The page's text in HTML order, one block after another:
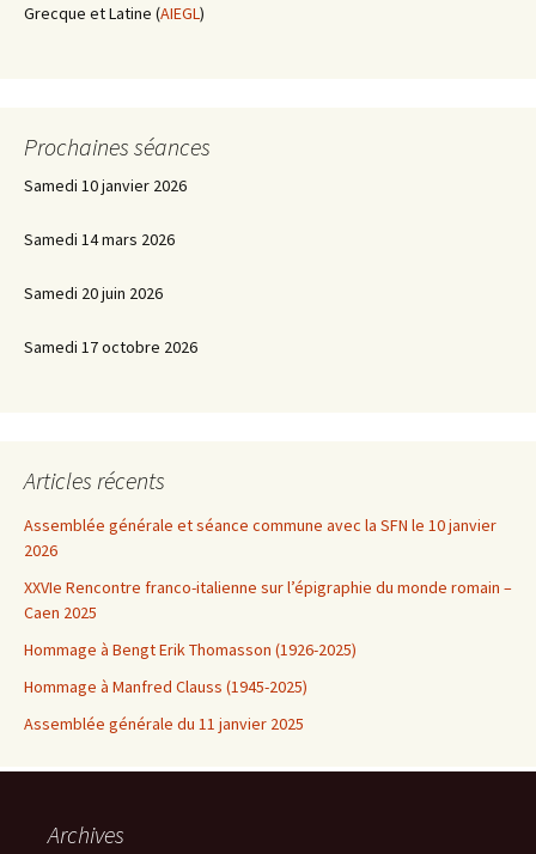
Grecque et Latine (AIEGL)
Prochaines séances
Samedi 10 janvier 2026
Samedi 14 mars 2026
Samedi 20 juin 2026
Samedi 17 octobre 2026
Articles récents
Assemblée générale et séance commune avec la SFN le 10 janvier
2026
XXVIe Rencontre franco-italienne sur l’épigraphie du monde romain –
Caen 2025
Hommage à Bengt Erik Thomasson (1926-2025)
Hommage à Manfred Clauss (1945-2025)
Assemblée générale du 11 janvier 2025
Archives